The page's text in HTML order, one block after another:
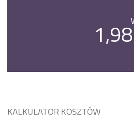
KALKULATOR KOSZTÓW